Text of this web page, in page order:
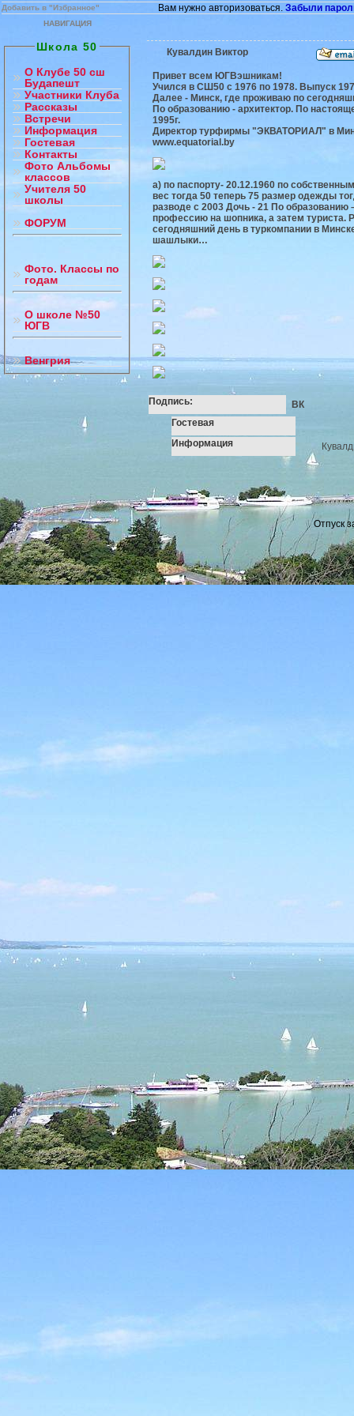
Добавить в "Избранное" Вам нужно авторизоваться. Забыли
НАВИГАЦИЯ
Школа 50
О Клубе 50 сш
Будапешт
Участники Клуба
Рассказы
Встречи
Информация
Гостевая
Контакты
Фото Альбомы
классов
Учителя 50
школы
ФОРУМ
Фото. Классы по
годам
О школе №50
ЮГВ
Венгрия
Кувалдин Виктор
Привет всем ЮГВэшникам!
Учился в СШ50 с 1976 по 1978. Выпуск
Далее - Минск, где проживаю по
По образованию - архитектор. По
1995г.
Директор турфирмы "ЭКВАТОРИАЛ" в
www.equatorial.by
а) по паспорту- 20.12.1960 по
вес тогда 50 теперь 75 размер одежды
разводе с 2003 Дочь - 21 По образованию
профессию на шопника, а затем туриста.
сегодняшний день в туркомпании в
шашлыки…
Подпись:
ВК
Гостевая
Информация
Отпуск